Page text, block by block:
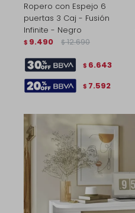
Ropero con Espejo 6
puertas 3 Caj - Fusión
Infinite - Negro
$ 9.490 $ 12.690
$ 6.643
$ 7.592